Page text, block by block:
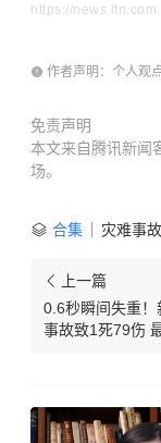
https://
作者声明：个人观
免责声明
本文来自腾讯新闻
场。
合集 灾难事
上一篇
0.6秒瞬间失重！
事故致1死79伤